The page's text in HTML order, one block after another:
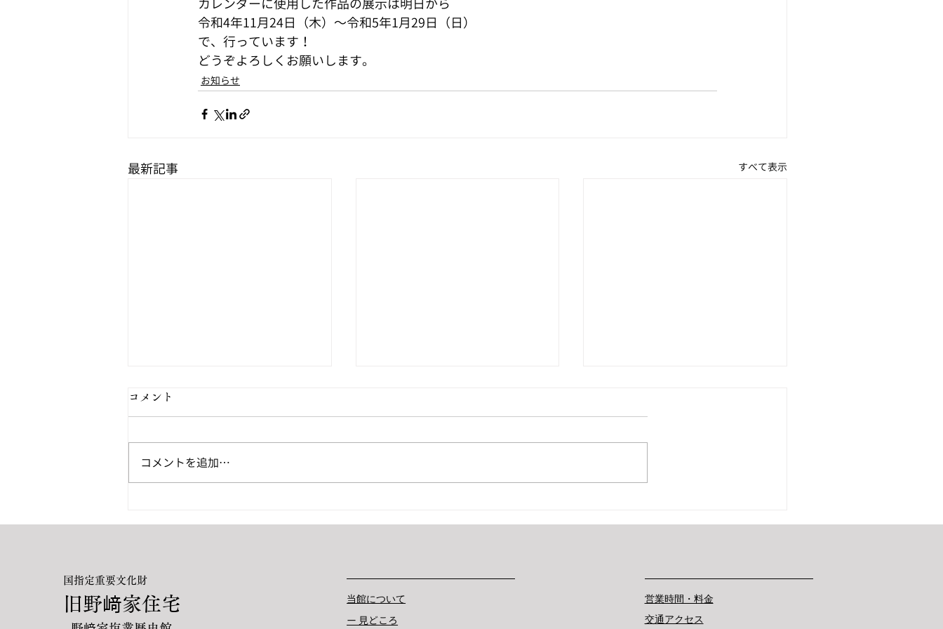
カレンダーに使用した作品の展示は明日から
令和4年11月24日（木）～令和5年1月29日（日）
で、行っています！
どうぞよろしくお願いします。
お知らせ
最新記事 すべて表示
コメント
コメントを追加…
国指定重要文化財
旧野﨑家住宅 当館について
ー 見どころ
営業時間・料金
交通アクセス